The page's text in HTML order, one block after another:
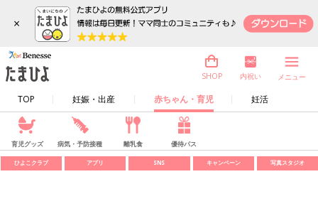
×
TOP 妊娠・出産 赤ちゃん・育児 妊活
SHOP 内祝い メニュー
育児グッズ 病気・予防接種 離乳食 優待パス
ひよこクラブ アプリ SNS キャンペーン 写真スタジオ